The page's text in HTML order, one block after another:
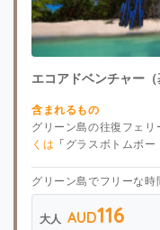
エコアドベンチャー（
含まれるもの
グリーン島の往復フェリ
くは 「 グラスボトムボー
グリーン島でフリーな時
大人 AUD116